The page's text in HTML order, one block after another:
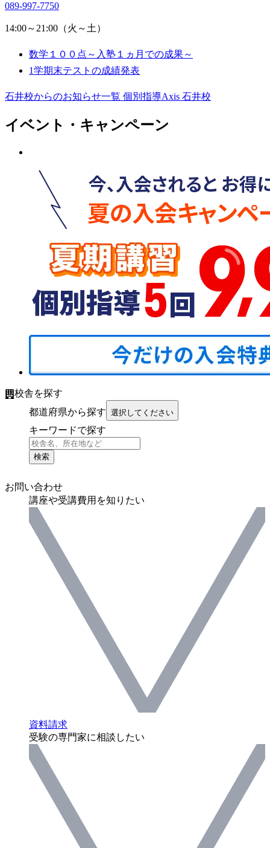
089-997-7750
14:00～21:00（火～土）
数学１００点～入塾１ヵ月での成果～
1学期末テストの成績発表
石井校からのお知らせ一覧 個別指導Axis 石井校
イベント・キャンペーン
校舎を探す
都道府県から探す 選択してください
キーワードで探す
検索
お問い合わせ
講座や受講費用を知りたい
資料請求
受験の専門家に相談したい